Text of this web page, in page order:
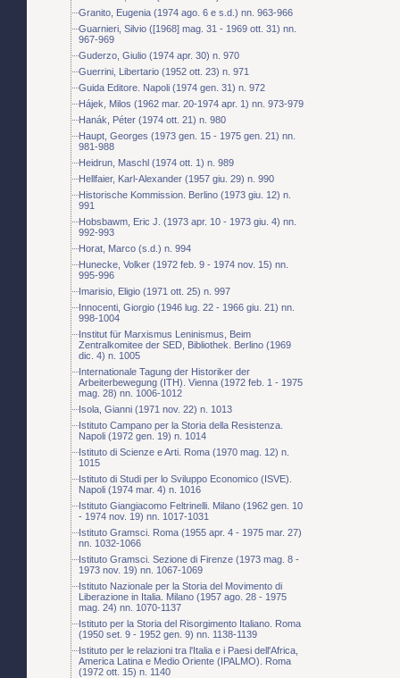
Granito, Eugenia (1974 ago. 6 e s.d.) nn. 963-966
Guarnieri, Silvio ([1968] mag. 31 - 1969 ott. 31) nn.
967-969
Guderzo, Giulio (1974 apr. 30) n. 970
Guerrini, Libertario (1952 ott. 23) n. 971
Guida Editore. Napoli (1974 gen. 31) n. 972
Hájek, Milos (1962 mar. 20-1974 apr. 1) nn. 973-979
Hanák, Péter (1974 ott. 21) n. 980
Haupt, Georges (1973 gen. 15 - 1975 gen. 21) nn.
981-988
Heidrun, Maschl (1974 ott. 1) n. 989
Hellfaier, Karl-Alexander (1957 giu. 29) n. 990
Historische Kommission. Berlino (1973 giu. 12) n.
991
Hobsbawm, Eric J. (1973 apr. 10 - 1973 giu. 4) nn.
992-993
Horat, Marco (s.d.) n. 994
Hunecke, Volker (1972 feb. 9 - 1974 nov. 15) nn.
995-996
Imarisio, Eligio (1971 ott. 25) n. 997
Innocenti, Giorgio (1946 lug. 22 - 1966 giu. 21) nn.
998-1004
Institut für Marxismus Leninismus, Beim
Zentralkomitee der SED, Bibliothek. Berlino (1969
dic. 4) n. 1005
Internationale Tagung der Historiker der
Arbeiterbewegung (ITH). Vienna (1972 feb. 1 - 1975
mag. 28) nn. 1006-1012
Isola, Gianni (1971 nov. 22) n. 1013
Istituto Campano per la Storia della Resistenza.
Napoli (1972 gen. 19) n. 1014
Istituto di Scienze e Arti. Roma (1970 mag. 12) n.
1015
Istituto di Studi per lo Sviluppo Economico (ISVE).
Napoli (1974 mar. 4) n. 1016
Istituto Giangiacomo Feltrinelli. Milano (1962 gen. 10
- 1974 nov. 19) nn. 1017-1031
Istituto Gramsci. Roma (1955 apr. 4 - 1975 mar. 27)
nn. 1032-1066
Istituto Gramsci. Sezione di Firenze (1973 mag. 8 -
1973 nov. 19) nn. 1067-1069
Istituto Nazionale per la Storia del Movimento di
Liberazione in Italia. Milano (1957 ago. 28 - 1975
mag. 24) nn. 1070-1137
Istituto per la Storia del Risorgimento Italiano. Roma
(1950 set. 9 - 1952 gen. 9) nn. 1138-1139
Istituto per le relazioni tra l'Italia e i Paesi dell'Africa,
America Latina e Medio Oriente (IPALMO). Roma
(1972 ott. 15) n. 1140